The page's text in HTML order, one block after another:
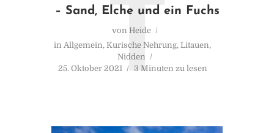
– Sand, Elche und ein Fuchs
von Heide
in Allgemein, Kurische Nehrung, Litauen,
Nidden
25. Oktober 2021
3 Minuten zu lesen
T